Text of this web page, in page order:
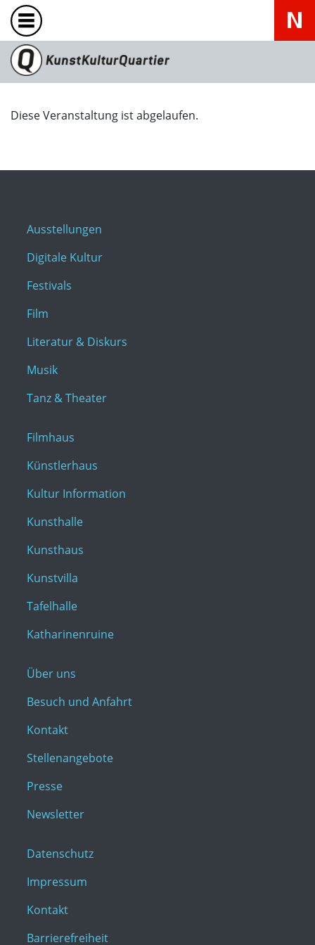
Diese Veranstaltung ist abgelaufen.
Ausstellungen
Digitale Kultur
Festivals
Film
Literatur & Diskurs
Musik
Tanz & Theater
Filmhaus
Künstlerhaus
Kultur Information
Kunsthalle
Kunsthaus
Kunstvilla
Tafelhalle
Katharinenruine
Über uns
Besuch und Anfahrt
Kontakt
Stellenangebote
Presse
Newsletter
Datenschutz
Impressum
Kontakt
Barrierefreiheit